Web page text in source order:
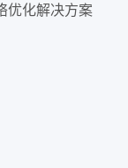
优化解决方案